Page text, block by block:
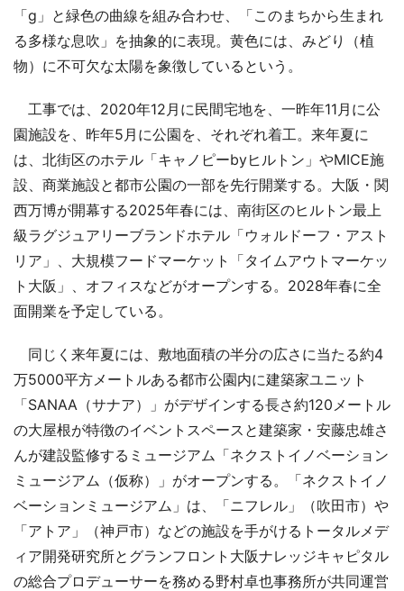
「g」と緑色の曲線を組み合わせ、「このまちから生まれ
る多様な息吹」を抽象的に表現。黄色には、みどり（植
物）に不可欠な太陽を象徴しているという。
工事では、2020年12月に民間宅地を、一昨年11月に公
園施設を、昨年5月に公園を、それぞれ着工。来年夏に
は、北街区のホテル「キャノピーbyヒルトン」やMICE施
設、商業施設と都市公園の一部を先行開業する。大阪・関
西万博が開幕する2025年春には、南街区のヒルトン最上
級ラグジュアリーブランドホテル「ウォルドーフ・アスト
リア」、大規模フードマーケット「タイムアウトマーケッ
ト大阪」、オフィスなどがオープンする。2028年春に全
面開業を予定している。
同じく来年夏には、敷地面積の半分の広さに当たる約4
万5000平方メートルある都市公園内に建築家ユニット
「SANAA（サナア）」がデザインする長さ約120メートル
の大屋根が特徴のイベントスペースと建築家・安藤忠雄さ
んが建設監修するミュージアム「ネクストイノベーション
ミュージアム（仮称）」がオープンする。「ネクストイノ
ベーションミュージアム」は、「ニフレル」（吹田市）や
「アトア」（神戸市）などの施設を手がけるトータルメデ
ィア開発研究所とグランフロント大阪ナレッジキャピタル
の総合プロデューサーを務める野村卓也事務所が共同運営